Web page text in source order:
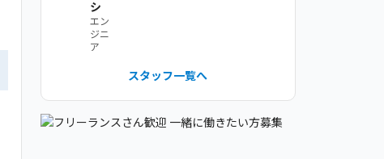
シ
エン
ジニ
ア
スタッフ一覧へ